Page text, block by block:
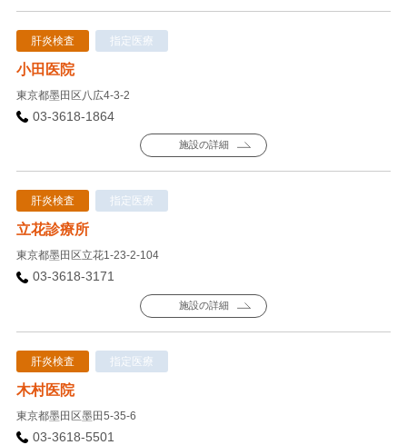
肝炎検査 指定医療
小田医院
東京都墨田区八広4-3-2
03-3618-1864
施設の詳細
肝炎検査 指定医療
立花診療所
東京都墨田区立花1-23-2-104
03-3618-3171
施設の詳細
肝炎検査 指定医療
木村医院
東京都墨田区墨田5-35-6
03-3618-5501